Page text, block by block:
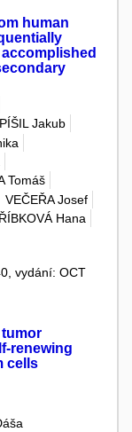
human
Jakub
Tomáš
VEČEŘA Josef
Hana
vydání: OCT
renewing
cells